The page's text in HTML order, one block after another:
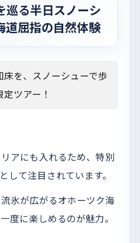
巡る半日スノーシ
道屈指の自然体験
床を、スノーシューで歩
ツアー！
アにも入れるため、特別
して注目されています。
氷が広がるオホーツク海
度に楽しめるのが魅力。